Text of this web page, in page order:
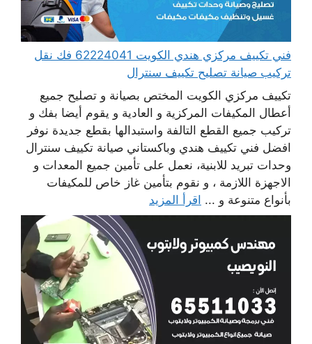
فني تكييف مركزي هندي الكويت 62224041 فك نقل
تركيب صيانة تصليح تكييف سنترال
تكييف مركزي الكويت المختص بصيانة و تصليح جميع
أعطال المكيفات المركزية و العادية و يقوم أيضا بفك و
تركيب جميع القطع التالفة واستبدالها بقطع جديدة نوفر
افضل فني تكييف هندي وباكستاني صيانة تكييف سنترال
وحدات تبريد للابنية، نعمل على تأمين جميع المعدات و
الاجهزة اللازمة ، و نقوم بتأمين غاز خاص للمكيفات
بأنواع متنوعة و ... اقرأ المزيد